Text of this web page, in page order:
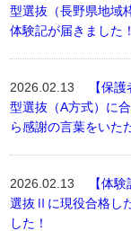
型選抜（長野県地域
体験記が届きました！
2026.02.13
【保
型選抜（A方式）に
ら感謝の言葉をいた
2026.02.13
【体
選抜Ⅱに現役合格し
した！